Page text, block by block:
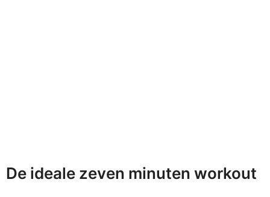
De ideale zeven minuten workout